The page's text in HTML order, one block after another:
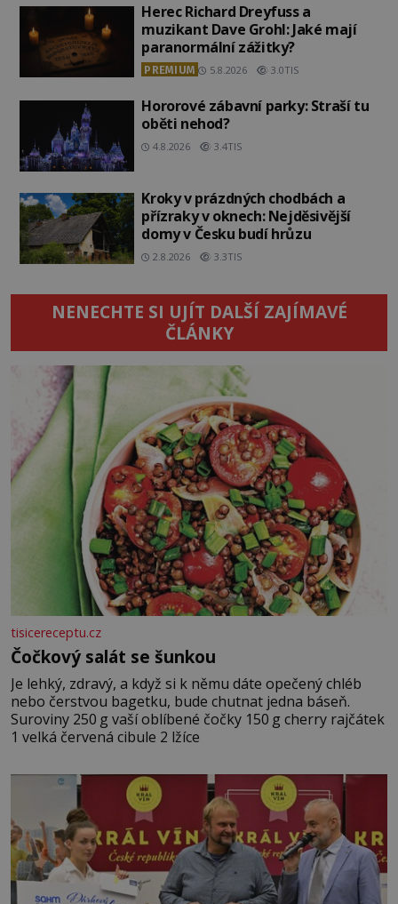
Herec Richard Dreyfuss a
muzikant Dave Grohl: Jaké mají
paranormální zážitky?
PREMIUM 5.8.2026 3.0TIS
Hororové zábavní parky: Straší tu
oběti nehod?
4.8.2026 3.4TIS
Kroky v prázdných chodbách a
přízraky v oknech: Nejděsivější
domy v Česku budí hrůzu
2.8.2026 3.3TIS
NENECHTE SI UJÍT DALŠÍ ZAJÍMAVÉ
ČLÁNKY
tisicereceptu.cz
Čočkový salát se šunkou
Je lehký, zdravý, a když si k němu dáte opečený chléb
nebo čerstvou bagetku, bude chutnat jedna báseň.
Suroviny 250 g vaší oblíbené čočky 150 g cherry rajčátek
1 velká červená cibule 2 lžíce